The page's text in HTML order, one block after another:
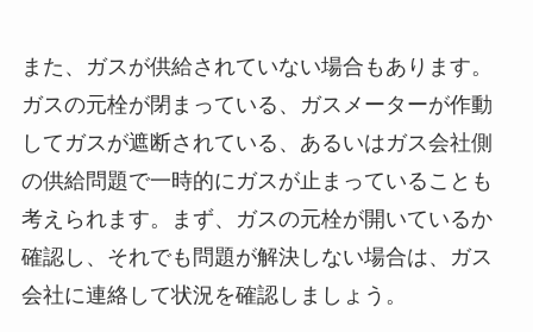
また、ガスが供給されていない場合もあります。
ガスの元栓が閉まっている、ガスメーターが作動
してガスが遮断されている、あるいはガス会社側
の供給問題で一時的にガスが止まっていることも
考えられます。まず、ガスの元栓が開いているか
確認し、それでも問題が解決しない場合は、ガス
会社に連絡して状況を確認しましょう。